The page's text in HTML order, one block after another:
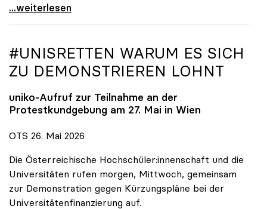
\"Wir nehmen es nicht hin\": Rede von
...weiterlesen
#UNISRETTEN WARUM ES SICH
ZU DEMONSTRIEREN LOHNT
uniko-Aufruf zur Teilnahme an der
Protestkundgebung am 27. Mai in Wien
OTS 26. Mai 2026
Die Österreichische Hochschüler:innenschaft und die
Universitäten rufen morgen, Mittwoch, gemeinsam
zur Demonstration gegen Kürzungspläne bei der
Universitätenfinanzierung auf.